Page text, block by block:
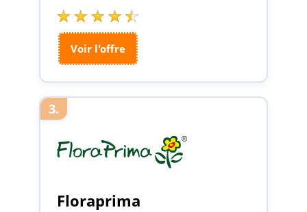
Voir l'offre
3.
Floraprima